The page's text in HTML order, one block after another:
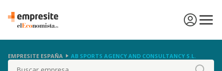
EMPRESITE ESPAÑA AB SPORTS AGENCY AND CONSULTANCY S.L.
Buscar